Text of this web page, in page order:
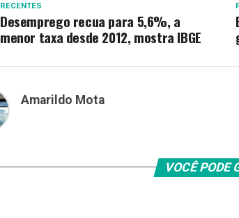
RECENTES
Desemprego recua para 5,6%, a
menor taxa desde 2012, mostra IBGE
Amarildo Mota
VOCÊ PODE